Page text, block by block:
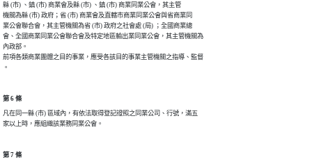
縣 (市) 、鎮 (市) 商業會及縣 (市) 、鎮 (市) 商業同業公會，其主管
機關為縣 (市) 政府；省 (市) 商業會及直轄市商業同業公會與省商業同
業公會聯合會，其主管機關為省 (市) 政府之社會處 (局) ；全國商業總
會、全國商業同業公會聯合會及特定地區輸出業同業公會，其主管機關為
內政部。
前項各類商業團體之目的事業，應受各該目的事業主管機關之指導、監督
。
第 6 條
凡在同一縣 (市) 區域內，有依法取得登記證照之同業公司、行號，滿五
家以上時，應組織該業務同業公會。
第 7 條